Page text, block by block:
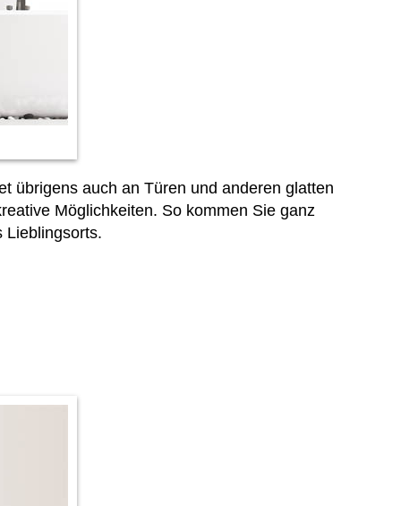
übrigens auch an Türen und anderen glatten
Möglichkeiten. So kommen Sie ganz
Lieblingsorts.